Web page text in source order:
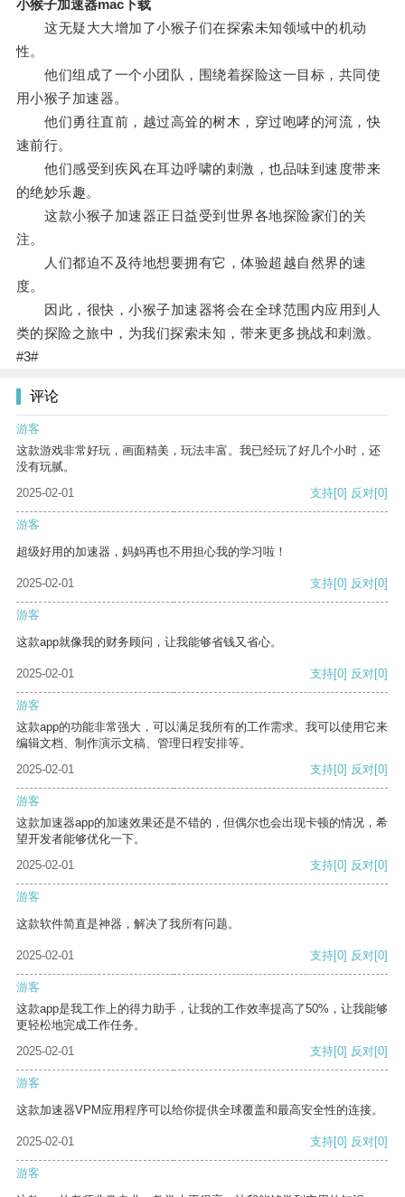
小猴子加速器mac下载
这无疑大大增加了小猴子们在探索未知领域中的机动
性。
他们组成了一个小团队，围绕着探险这一目标，共同使
用小猴子加速器。
他们勇往直前，越过高耸的树木，穿过咆哮的河流，快
速前行。
他们感受到疾风在耳边呼啸的刺激，也品味到速度带来
的绝妙乐趣。
这款小猴子加速器正日益受到世界各地探险家们的关
注。
人们都迫不及待地想要拥有它，体验超越自然界的速
度。
因此，很快，小猴子加速器将会在全球范围内应用到人
类的探险之旅中，为我们探索未知，带来更多挑战和刺激。
#3#
评论
游客
这款游戏非常好玩，画面精美，玩法丰富。我已经玩了好几个小时，还
没有玩腻。
2025-02-01
支持[0] 反对[0]
游客
超级好用的加速器，妈妈再也不用担心我的学习啦！
2025-02-01 支持[0] 反对[0]
游客
这款app就像我的财务顾问，让我能够省钱又省心。
2025-02-01 支持[0] 反对[0]
游客
这款app的功能非常强大，可以满足我所有的工作需求。我可以使用它来
编辑文档、制作演示文稿、管理日程安排等。
2025-02-01
支持[0] 反对[0]
游客
这款加速器app的加速效果还是不错的，但偶尔也会出现卡顿的情况，希
望开发者能够优化一下。
2025-02-01
支持[0] 反对[0]
游客
这款软件简直是神器，解决了我所有问题。
2025-02-01 支持[0] 反对[0]
游客
这款app是我工作上的得力助手，让我的工作效率提高了50%，让我能够
更轻松地完成工作任务。
2025-02-01
支持[0] 反对[0]
游客
这款加速器VPM应用程序可以给你提供全球覆盖和最高安全性的连接。
2025-02-01 支持[0] 反对[0]
游客